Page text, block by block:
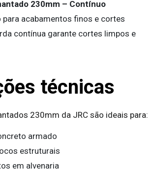
230mm – Contínuo
para acabamentos finos e cortes
contínua garante cortes limpos e
técnicas
230mm da JRC são ideais para:
armado
estruturais
em alvenaria